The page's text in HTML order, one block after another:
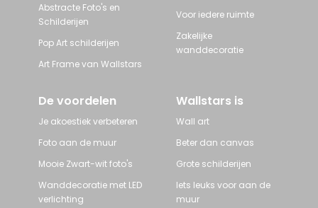
Abstracte Foto's en
Schilderijen
Pop Art schilderijen
Art Frame van Wallstars
Voor iedere ruimte
Zakelijke
wanddecoratie
De voordelen
Je akoestiek verbeteren
Foto aan de muur
Mooie Zwart-wit foto's
Wanddecoratie met LED
verlichting
Wallstars is
Wall art
Beter dan canvas
Grote schilderijen
Iets leuks voor aan de
muur